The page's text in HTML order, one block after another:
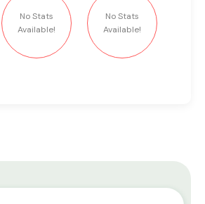
No Stats
Available!
No Stats
Available!